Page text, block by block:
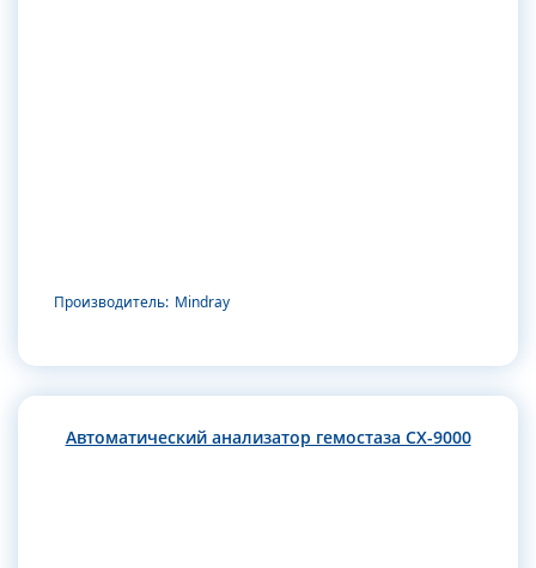
Производитель: Mindray
Автоматический анализатор гемостаза CX-9000